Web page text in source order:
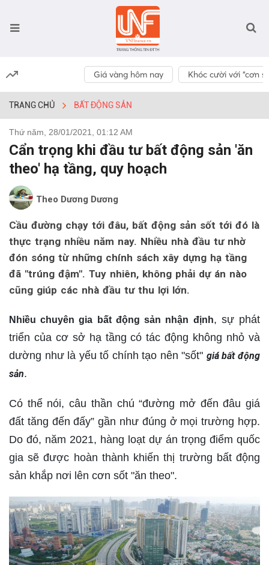
Giá vàng hôm nay Khóc cười với “cơn
TRANG CHỦ BẤT ĐỘNG SẢN
Thứ năm, 28/01/2021, 01:12 AM
Cẩn trọng khi đầu tư bất động sản 'ăn
theo' hạ tầng, quy hoạch
Theo Dương Dương
Cầu đường chạy tới đâu, bất động sản sốt tới đó là
thực trạng nhiều năm nay. Nhiều nhà đầu tư nhờ
đón sóng từ những chính sách xây dựng hạ tầng
đã "trúng đậm". Tuy nhiên, không phải dự án nào
cũng giúp các nhà đầu tư thu lợi lớn.
Nhiều chuyên gia bất động sản nhận định, sự phát
triển của cơ sở hạ tầng có tác động không nhỏ và
dường như là yếu tố chính tạo nên "sốt" giá bất động
sản.
Có thể nói, câu thần chú “đường mở đến đâu giá
đất tăng đến đấy” gần như đúng ở mọi trường hợp.
Do đó, năm 2021, hàng loạt dự án trọng điểm quốc
gia sẽ được hoàn thành khiến thị trường bất động
sản khắp nơi lên cơn sốt "ăn theo".